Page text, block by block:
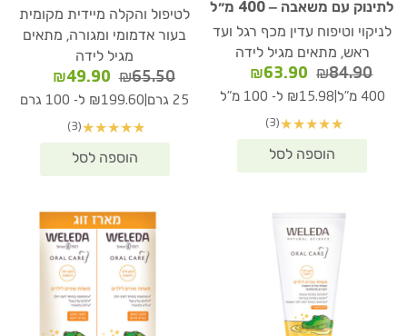
לתינוק עם משאבה – 400 מ״ל
לניקוי וטיפוח עדין מכף רגל ועד
ראש, מתאים מגיל לידה
₪84.90
המחיר
המקורי
₪84.90.
₪63.90
המחיר
הנוכחי
400 מ"ל ₪15.98 ל- 100 מ"ל
★
★
★
★
★
(3)
לטיפול והקלה מיידית מקומית
בעור אדמומי ומגורה, מתאים
מגיל לידה
₪65.50
המחיר
המקורי
₪65.50.
₪49.90
הנוכחי
25 גרם ₪199.60 ל- 100 גרם
★
★
★
★
★
(3)